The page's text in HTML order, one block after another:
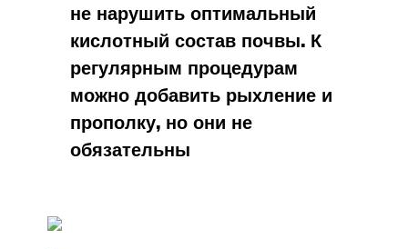
не нарушить оптимальный
кислотный состав почвы. К
регулярным процедурам
можно добавить рыхление и
прополку, но они не
обязательны